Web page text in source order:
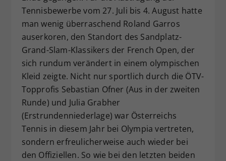
Tennisbewerbe vom 27. Juli bis 4. August hatte
man wenig überraschend Roland Garros
auserkoren, den Standort des Sandplatz-
Grand-Slam-Klassikers der French Open, der
sich rundum verändert in einem olympischen
Kleid zeigte. Nicht nur sportlich durch die ÖTV-
Topprofis Sebastian Ofner (Aus in der zweiten
Runde) und Julia Grabher
(Erstrundenniederlage) war Österreichs
Tennis in diesem Jahr bei Olympia vertreten,
sondern erfreulicherweise auch wieder bei
den Offiziellen. So wie bei den letzten beiden
Zweck
Dieser Wert speichert Ihre Consent-
Einstellungen. Unter anderem eine
zufällig generierte ID, für die
historische Speicherung Ihrer
vorgenommen Einstellungen, falls der
Webseiten-Betreiber dies eingestellt
hat.